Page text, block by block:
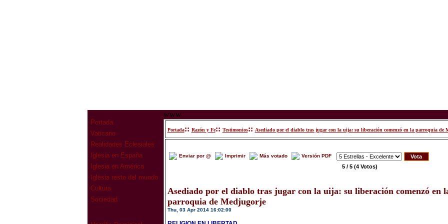
Portada
Vaticano
Realidades Eclesiales
Iglesia en España
Iglesia en América
Iglesia resto del mundo
Cultura
Sociedad
www
Portada:: Razón y Fe:: Testimonios:: Asediado por el diablo tras jugar con la uija: su liberación comenzó en la parroquia de
Enviar por @ Imprimir Más votado Versión PDF
5 / 5 (4 Votos)
Asediado por el diablo tras jugar con la uija: su liberación comenzó en
parroquia de Medjugorje
Thu, 03 Apr 2014 16:02:00